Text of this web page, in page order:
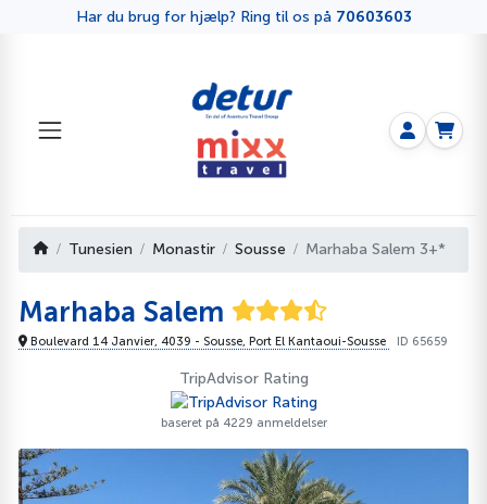
Har du brug for hjælp? Ring til os på 70603603
Tunesien Monastir Sousse Marhaba Salem 3+*
Marhaba Salem
Boulevard 14 Janvier, 4039 - Sousse, Port El Kantaoui-Sousse ID 65659
TripAdvisor Rating
baseret på 4229 anmeldelser